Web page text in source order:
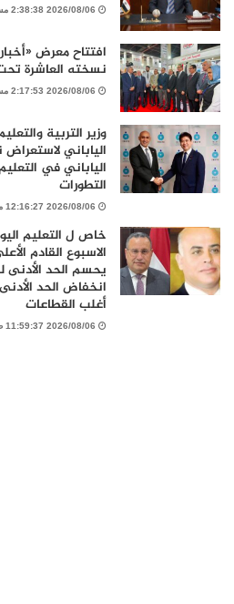
2026/08/06 2:38:38 مساءً
افتتاح معرض
نسخته العاشرة
2026/08/06 2:17:53 مساءً
وزير التربية
الياباني
الياباني في
التطورات
2026/08/06 12:16:27 مساءً
خاص ل التعليم
الاسبوع القادم
يحسم الحد الأدنى
انخفاض الحد
أغلب القطاعات
2026/08/06 11:59:37 صباحًا